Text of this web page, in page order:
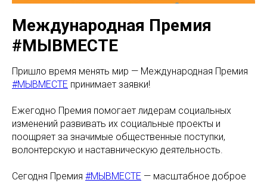
Международная Премия
#МЫВМЕСТЕ
Пришло время менять мир — Международная Премия
#МЫВМЕСТЕ принимает заявки!
Ежегодно Премия помогает лидерам социальных
изменений развивать их социальные проекты и
поощряет за значимые общественные поступки,
волонтерскую и наставническую деятельность.
Сегодня Премия #МЫВМЕСТЕ — масштабное доброе